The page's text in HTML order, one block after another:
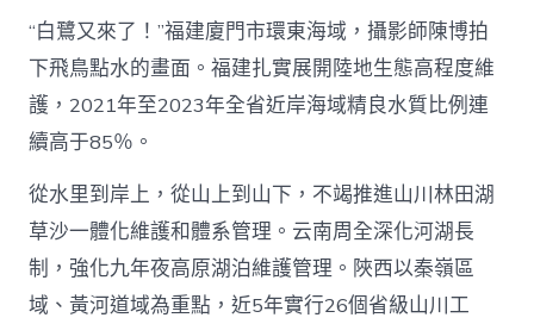
“白鷺又來了！”福建廈門市環東海域，攝影師陳博拍
下飛鳥點水的畫面。福建扎實展開陸地生態高程度維
護，2021年至2023年全省近岸海域精良水質比例連
續高于85％。
從水里到岸上，從山上到山下，不竭推進山川林田湖
草沙一體化維護和體系管理。云南周全深化河湖長
制，強化九年夜高原湖泊維護管理。陜西以秦嶺區
域、黃河道域為重點，近5年實行26個省級山川工